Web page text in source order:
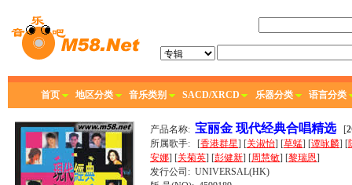
首页 地区分类 音乐类别 SACD/XRCD 乐器分类 语言分类
产品名称: 宝丽金 现代经典合唱精选[
所属歌手: [香港群星] [关淑怡] [草蜢] [谭咏麟] [
安娜] [关菊英] [彭健新] [周慧敏] [黎瑞恩]
发行公司: UNIVERSAL(HK)